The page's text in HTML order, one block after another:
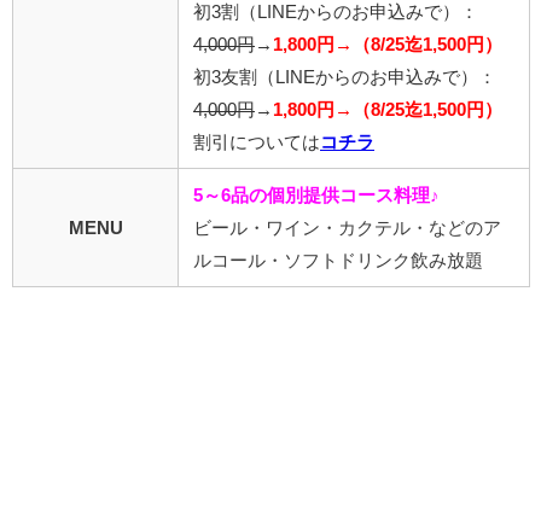
初3割
（LINEからのお申込みで）
：
4,000円 → 1,800円→（8/25迄1,500円）
初3友割
（LINEからのお申込みで）
：
4,000円 → 1,800円→（8/25迄1,500円）
割引については コチラ
MENU
5～6品の個別提供コース料理♪
ビール・ワイン・カクテル・などのア
ルコール・ソフトドリンク飲み放題